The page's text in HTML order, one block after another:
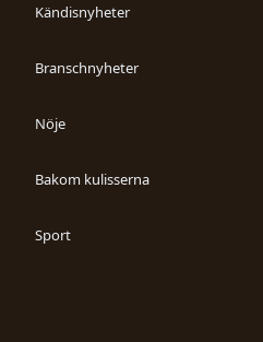
Kändisnyheter
Branschnyheter
Nöje
Bakom kulisserna
Sport